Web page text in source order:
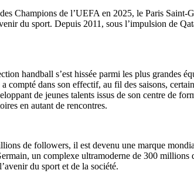
Champions de l’UEFA en 2025, le Paris
du sport. Depuis 2011, sous l’impulsion de
handball s’est hissée parmi les plus
compté dans son effectif, au fil des saisons,
de jeunes talents issus de son centre de
en autant de rencontres.
de followers, il est devenu une marque
un complexe ultramoderne de 300
du sport et de la société.